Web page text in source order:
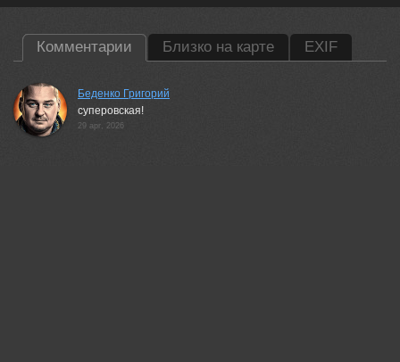
Комментарии Близко на карте EXIF
Беденко Григорий
суперовская!
29 apr, 2026